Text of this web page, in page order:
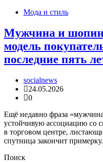
Мода и стиль
Мужчина и
модель
последние пять
socialnews
24.05.2026
0
Ещё недавно фраза
устойчивую ассоциацию со
в торговом центре,
спутница закончит
Поиск